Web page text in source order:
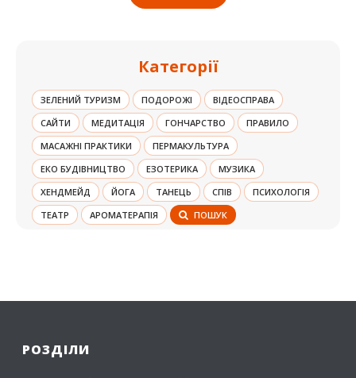
Категорії
ЗЕЛЕНИЙ ТУРИЗМ ПОДОРОЖІ
ВІДЕОСПРАВА
CАЙТИ
МЕДИТАЦІЯ ГОНЧАРСТВО
ПРАВИЛО
МАСАЖНІ ПРАКТИКИ
ПЕРМАКУЛЬТУРА
ЕКО БУДІВНИЦТВО
ЕЗОТЕРИКА
МУЗИКА
ХЕНДМЕЙД
ЙОГА ТАНЕЦЬ СПІВ
ПСИХОЛОГІЯ
ТЕАТР
АРОМАТЕРАПІЯ ПОШУК
РОЗДІЛИ